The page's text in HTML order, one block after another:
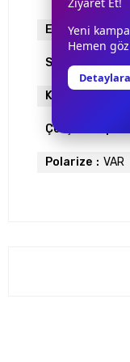
Ekartman 57
Sap Uzunlugu
Köprü Genişliği
Çerçeve Tipi
Polarize VAR
Yeni
Hemen